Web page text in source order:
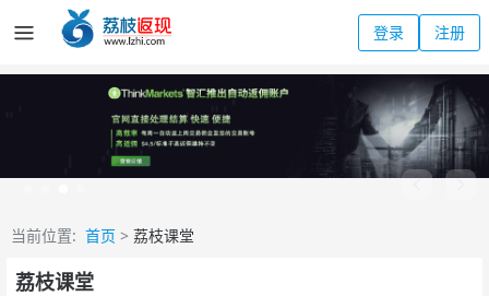
登录 注册
当前位置: 首页 > 荔枝课堂
荔枝课堂